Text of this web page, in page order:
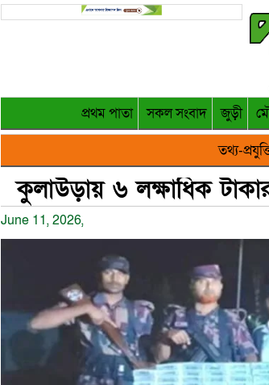
প্রথম পাতা সকল সংবাদ জুড়ী
তথ্য-
কুলাউড়ায় ৬ লক্ষাধিক
June 11, 2026,